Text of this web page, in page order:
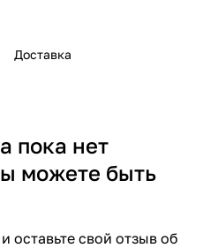
Доставка
пока нет
можете быть
оставьте свой отзыв об
вопросы?